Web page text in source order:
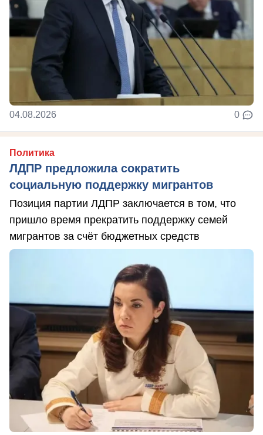
04.08.2026 0
Политика
ЛДПР предложила сократить
социальную поддержку мигрантов
Позиция партии ЛДПР заключается в том, что
пришло время прекратить поддержку семей
мигрантов за счёт бюджетных средств